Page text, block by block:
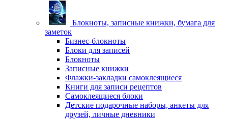
Блокноты, записные книжки, бумага для
заметок
Бизнес-блокноты
Блоки для записей
Блокноты
Записные книжки
Флажки-закладки самоклеящиеся
Книги для записи рецептов
Самоклеящиеся блоки
Детские подарочные наборы, анкеты для
друзей, личные дневники